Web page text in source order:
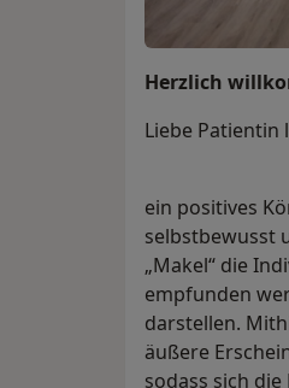
Herzlich
Liebe Patientin
ein positives
selbstbewusst
„Makel“ die
empfunden
darstellen.
äußere
sodass sich